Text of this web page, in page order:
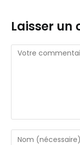
Laisser un
Comment
Enter